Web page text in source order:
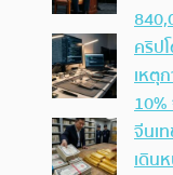
คริป
เหตุ
จีนเ
เดิน